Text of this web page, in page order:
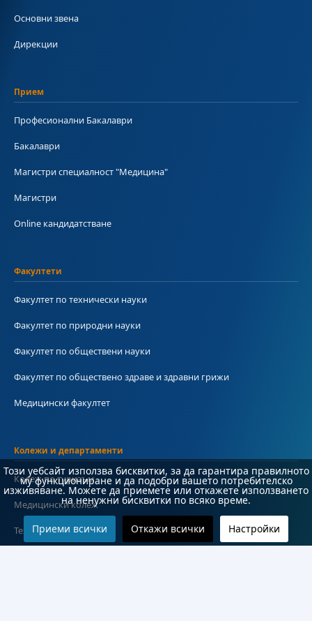
Основни звена
Дирекции
Прием
Професионални Бакалаври
Бакалаври
Магистри специалност "Медицина"
Магистри
Online кандидатстване
Факултети
Факултет по технически науки
Факултет по природни науки
Факултет по обществени науки
Факултет по обществено здраве и здравни грижи
Медицински факултет
Колежи и департаменти
Колеж по туризъм
Медицински колеж
Технически колеж
Този уебсайт използва бисквитки, за да гарантира правилното
му функциониране и да подобри вашето потребителско
изживяване. Можете да приемете или откажете използването
на ненужни бисквитки по всяко време.
Приеми всички Откажи всички Настройки